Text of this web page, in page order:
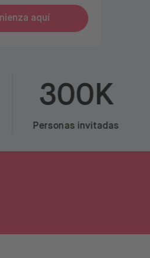
aquí
300K
Personas invitadas